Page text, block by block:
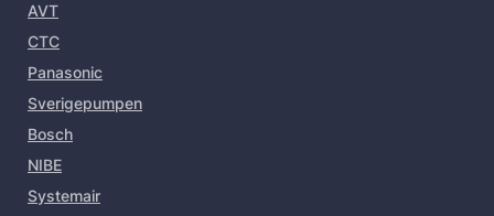
AVT
CTC
Panasonic
Sverigepumpen
Bosch
NIBE
Systemair